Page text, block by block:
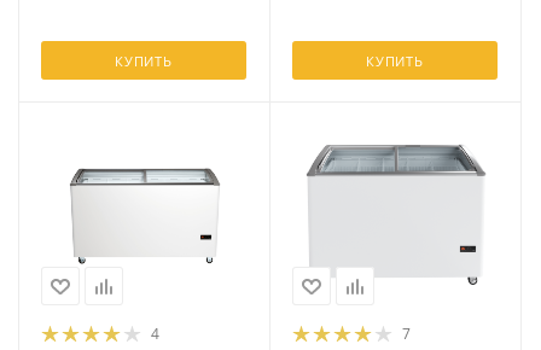
КУПИТЬ КУПИТЬ
4 7